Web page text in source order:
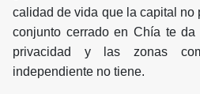
calidad de vida que la capital no
conjunto cerrado en Chía te
privacidad y las zonas
independiente no tiene.